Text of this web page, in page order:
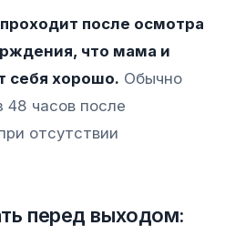
после осмотра
что мама и
себя хорошо. Обычно
48 часов после
отсутствии
перед выходом: